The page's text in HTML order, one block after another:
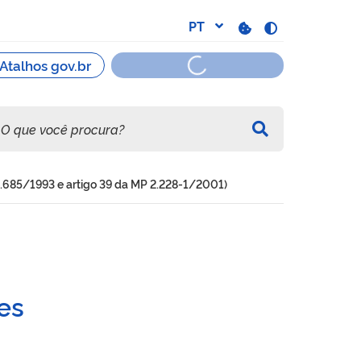
1993 e artigo 39 da MP 2.228-1/2001)